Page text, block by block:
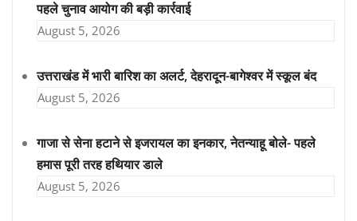
पहले चुनाव आयोग की बड़ी कार्रवाई
August 5, 2026
उत्तराखंड में भारी बारिश का अलर्ट, देहरादून-बागेश्वर में स्कूल बंद
August 5, 2026
गाजा से सेना हटाने से इजरायल का इनकार, नेतन्याहू बोले- पहले
हमास पूरी तरह हथियार डाले
August 5, 2026